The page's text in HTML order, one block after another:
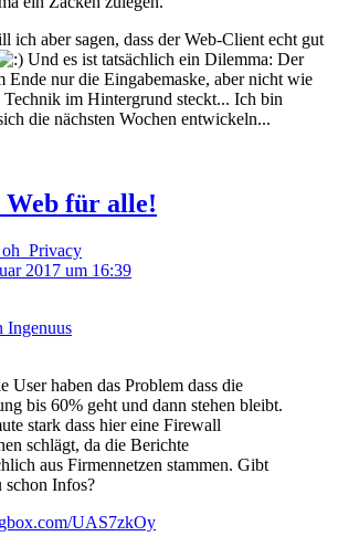
ich aber sagen, dass der Web-Client echt gut
Und es ist tatsächlich ein Dilemma: Der
Ende nur die Eingabemaske, aber nicht wie
im Hintergrund steckt... Ich bin
die nächsten Wochen entwickeln...
Web für alle!
2017 um 16:39
Ingenuus
User haben das Problem dass die
bis 60% geht und dann stehen bleibt.
stark dass hier eine Firewall
schlägt, da die Berichte
aus Firmennetzen stammen. Gibt
schon Infos?
UAS7zkOy